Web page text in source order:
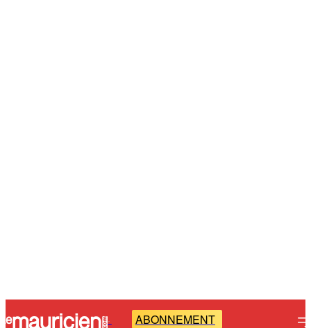
- ABONNEMENT